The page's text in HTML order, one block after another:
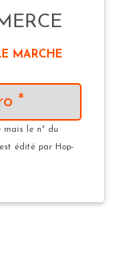
MARCHE
*
mais le n° du
édité par Hop-